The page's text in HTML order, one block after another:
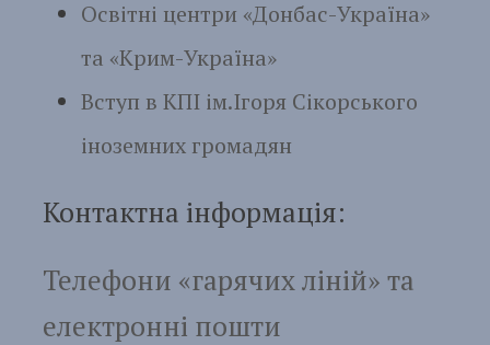
Освітні центри «Донбас-Україна»
та «Крим-Україна»
Вступ в КПІ ім.Ігоря Сікорського
іноземних громадян
Контактна інформація:
Телефони «гарячих ліній» та
електронні пошти